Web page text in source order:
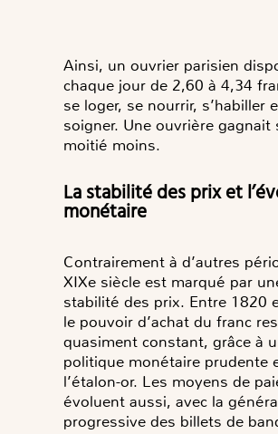
Ainsi, un ouvrier parisien
chaque jour de 2,60 à 4,34
se loger, se nourrir, s’habiller
soigner. Une ouvrière gagnait
moitié moins.
La stabilité des prix et l’évolution
monétaire
Contrairement à d’autres
XIXe siècle est marqué par
stabilité des prix. Entre 1820
le pouvoir d’achat du franc
quasiment constant, grâce à
politique monétaire prudente
l’étalon-or. Les moyens de
évoluent aussi, avec la
progressive des billets de